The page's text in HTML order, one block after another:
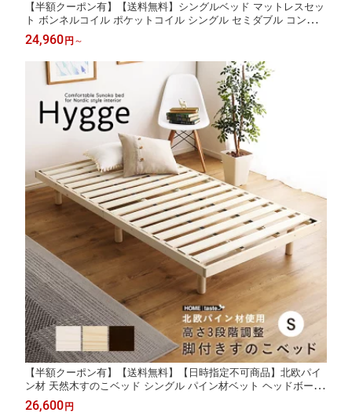
【半額クーポン有】【送料無料】シングルベッド マットレスセッ
ト ボンネルコイル ポケットコイル シングル セミダブル コンセン
ト付き 宮棚 ハイタイプ ベッド下収納 収納スペース 大容量 スチ
ール 寝台 ベッド 木目 ナチュラル ブラウン シンプル
24,960 円 ～
【半額クーポン有】【送料無料】【日時指定不可商品】北欧パイ
ン材 天然木すのこベッド シングル パイン材ベット ヘッドボード
レス ベッド 天然木 シンプル 北欧風インテリア 低ホルムアルデヒ
ド Fフォースター
26,600 円